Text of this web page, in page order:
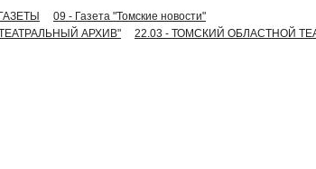
09 - Газета "Томские новости"
ТЕАТРАЛЬНЫЙ АРХИВ"
22.03 - ТОМСКИЙ ОБЛАСТНОЙ